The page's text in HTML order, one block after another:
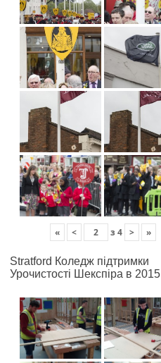
« < з 4 > »
Stratford Коледж підтримки
Урочистості Шекспіра в 2015